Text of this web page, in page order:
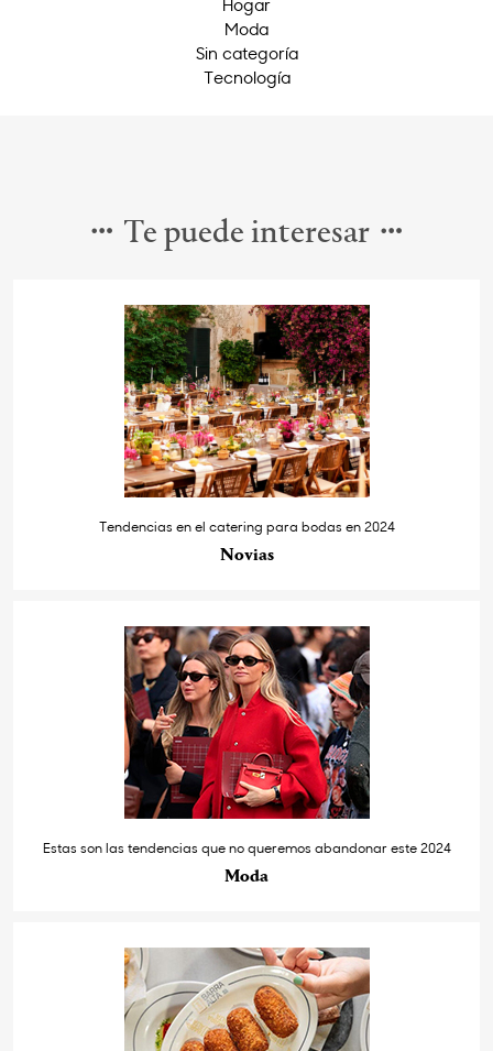
Moda
Sin categoría
Tecnología
Te puede interesar
Tendencias en el catering para bodas en 2024
Novias
Estas son las tendencias que no queremos abandonar este 2024
Moda